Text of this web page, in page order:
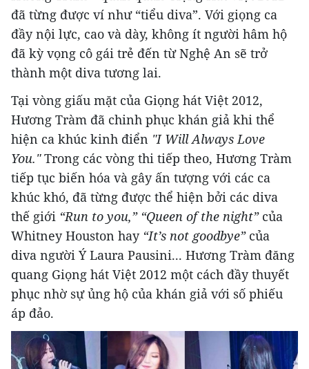
đã từng được ví như “tiểu diva”. Với giọng ca
đầy nội lực, cao và dày, không ít người hâm hộ
đã kỳ vọng cô gái trẻ đến từ Nghệ An sẽ trở
thành một diva tương lai.
Tại vòng giấu mặt của Giọng hát Việt 2012,
Hương Tràm đã chinh phục khán giả khi thể
hiện ca khúc kinh điển "I Will Always Love
You."Trong các vòng thi tiếp theo, Hương Tràm
tiếp tục biến hóa và gây ấn tượng với các ca
khúc khó, đã từng được thể hiện bởi các diva
thế giới “Run to you,” “Queen of the night”của
Whitney Houston hay“It’s not goodbye”của
diva người Ý Laura Pausini... Hương Tràm đăng
quang Giọng hát Việt 2012 một cách đầy thuyết
phục nhờ sự ủng hộ của khán giả với số phiếu
áp đảo.